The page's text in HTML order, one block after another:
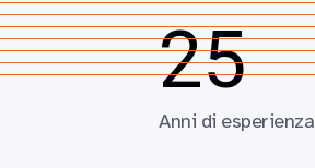
25
Anni di esperienza